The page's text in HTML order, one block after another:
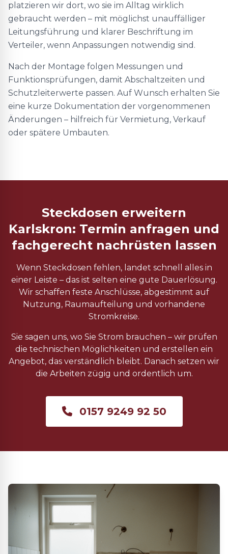
platzieren wir dort, wo sie im Alltag wirklich
gebraucht werden – mit möglichst unauffälliger
Leitungsführung und klarer Beschriftung im
Verteiler, wenn Anpassungen notwendig sind.
Nach der Montage folgen Messungen und
Funktionsprüfungen, damit Abschaltzeiten und
Schutzleiterwerte passen. Auf Wunsch erhalten Sie
eine kurze Dokumentation der vorgenommenen
Änderungen – hilfreich für Vermietung, Verkauf
oder spätere Umbauten.
Steckdosen erweitern
Karlskron: Termin anfragen und
fachgerecht nachrüsten lassen
Wenn Steckdosen fehlen, landet schnell alles in
einer Leiste – das ist selten eine gute Dauerlösung.
Wir schaffen feste Anschlüsse, abgestimmt auf
Nutzung, Raumaufteilung und vorhandene
Stromkreise.
Sie sagen uns, wo Sie Strom brauchen – wir prüfen
die technischen Möglichkeiten und erstellen ein
Angebot, das verständlich bleibt. Danach setzen wir
die Arbeiten zügig und ordentlich um.
0157 9249 92 50